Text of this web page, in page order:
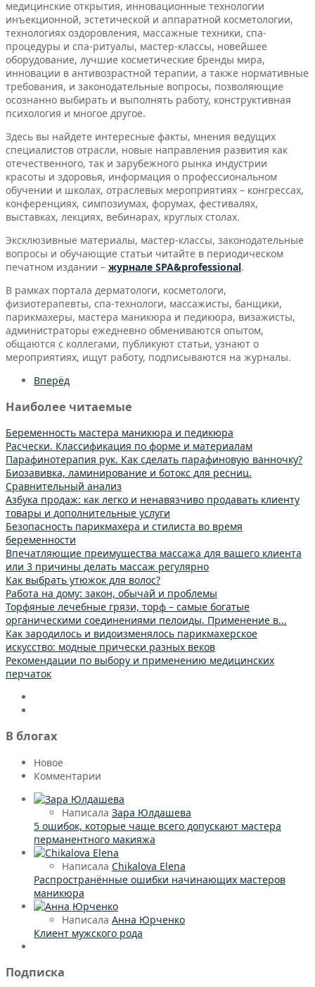
медицинские открытия, инновационные технологии
инъекционной, эстетической и аппаратной косметологии,
технологиях оздоровления, массажные техники, спа-
процедуры и спа-ритуалы, мастер-классы, новейшее
оборудование, лучшие косметические бренды мира,
инновации в антивозрастной терапии, а также нормативные
требования, и законодательные вопросы, позволяющие
осознанно выбирать и выполнять работу, конструктивная
психология и многое другое.
Здесь вы найдете интересные факты, мнения ведущих
специалистов отрасли, новые направления развития как
отечественного, так и зарубежного рынка индустрии
красоты и здоровья, информация о профессиональном
обучении и школах, отраслевых мероприятиях – конгрессах,
конференциях, симпозиумах, форумах, фестивалях,
выставках, лекциях, вебинарах, круглых столах.
Эксклюзивные материалы, мастер-классы, законодательные
вопросы и обучающие статьи читайте в периодическом
печатном издании – журнале SPA&professional.
В рамках портала дерматологи, косметологи,
физиотерапевты, спа-технологи, массажисты, банщики,
парикмахеры, мастера маникюра и педикюра, визажисты,
администраторы ежедневно обмениваются опытом,
общаются с коллегами, публикуют статьи, узнают о
мероприятиях, ищут работу, подписываются на журналы.
Вперёд
Наиболее читаемые
Беременность мастера маникюра и педикюра
Расчески. Классификация по форме и материалам
Парафинотерапия рук. Как сделать парафиновую ванночку?
Биозавивка, ламинирование и ботокс для ресниц.
Сравнительный анализ
Азбука продаж: как легко и ненавязчиво продавать клиенту
товары и дополнительные услуги
Безопасность парикмахера и стилиста во время
беременности
Впечатляющие преимущества массажа для вашего клиента
или 3 причины делать массаж регулярно
Как выбрать утюжок для волос?
Работа на дому: закон, обычай и проблемы
Торфяные лечебные грязи, торф – самые богатые
органическими соединениями пелоиды. Применение в...
Как зародилось и видоизменялось парикмахерское
искусство: модные прически разных веков
Рекомендации по выбору и применению медицинских
перчаток
В блогах
Новое
Комментарии
Написала Зара Юлдашева
5 ошибок, которые чаще всего допускают мастера
перманентного макияжа
Написала Chikalova Elena
Распространённые ошибки начинающих мастеров
маникюра
Написала Анна Юрченко
Клиент мужского рода
Подписка